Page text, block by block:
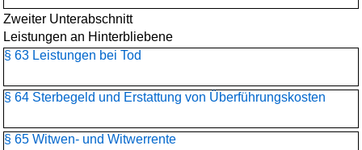
Zweiter Unterabschnitt
Leistungen an Hinterbliebene
§ 63 Leistungen bei Tod
§ 64 Sterbegeld und Erstattung von Überführungskosten
§ 65 Witwen- und Witwerrente